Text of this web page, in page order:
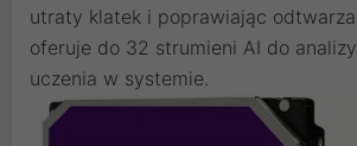
utraty klatek i poprawiając
oferuje do 32 strumieni AI do
uczenia w systemie.